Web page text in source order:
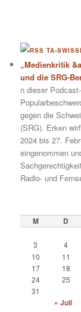
TA-
„Medienkritik
und die SRG-
n dieser
gegen die
(SRG). Erken
2024 bis 27.
eingenommen
Radio- und
M D
3
4
10
11
17
18
24
25
31
« Juli